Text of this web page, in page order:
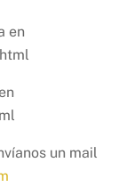
en
un mail